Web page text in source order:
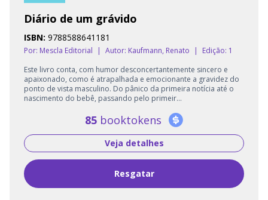
Diário de um grávido
ISBN: 9788588641181
Por: Mescla Editorial | Autor: Kaufmann, Renato |
Edição: 1
Este livro conta, com humor desconcertantemente sincero e
apaixonado, como é atrapalhada e emocionante a gravidez do
ponto de vista masculino. Do pânico da primeira notícia até o
nascimento do bebê, passando pelo primeir...
85 booktokens
Veja detalhes
Resgatar